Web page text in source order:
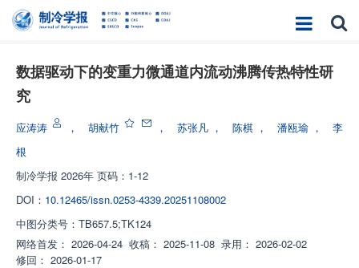
数据驱动下的变重力微通道内流动沸腾传热特性研
究
应涛涛 ， 胡献竹 ， 苏张凡 ， 陈棋 ， 潘瓯瑜 ，
李
根
制冷学报 2026年 页码：1-12
DOI： 10.12465/issn.0253-4339.20251108002
中图分类号： TB657.5;TK124
网络首发： 2026-04-24 收稿： 2025-11-08 录用： 2026-02-02
修回： 2026-01-17